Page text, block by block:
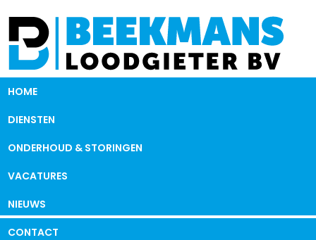
HOME
DIENSTEN
ONDERHOUD & STORINGEN
VACATURES
NIEUWS
CONTACT